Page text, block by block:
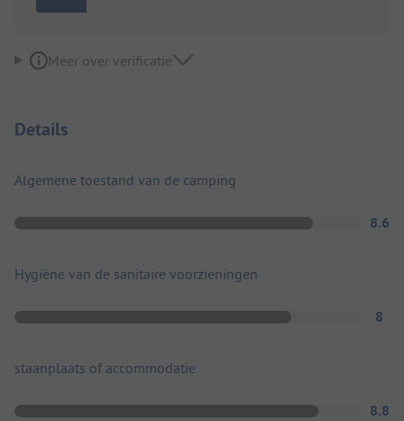
Meer over verificatie
Details
Algemene toestand van de camping
8.6
Hygiëne van de sanitaire voorzieningen
8
staanplaats of accommodatie
8.8